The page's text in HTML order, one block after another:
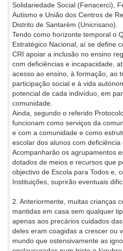
Solidariedade Social (Fenacerci),
Autismo e União dos Centros de
Distrito de Santarém (Unicrisano).
Tendo como horizonte temporal o
Estratégico Nacional, aí se define
CRI apoiar a inclusão no ensino
com deficiências e incapacidade,
acesso ao ensino, à formação, ao
participação social e à vida
potencial de cada indivíduo, em
comunidade.
Ainda, segundo o referido
funcionam como serviços da
e com a comunidade e como
escolar dos alunos com deficiência
Acompanharão os agrupamentos
dotados de meios e recursos que
objectivo de Escola para Todos e,
Instituições, suprirão eventuais
2. Anteriormente, muitas crianças
mantidas em casa sem qualquer
apenas aos precários cuidados
deles eram coagidas a crescer ou
mundo que ostensivamente as